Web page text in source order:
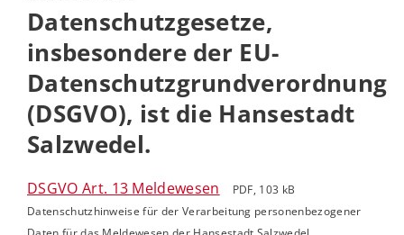
Datenschutzgesetze,
insbesondere der EU-
Datenschutzgrundverordnung
(DSGVO), ist die Hansestadt
Salzwedel.
DSGVO Art. 13 Meldewesen
PDF, 103 kB
Datenschutzhinweise für der Verarbeitung personenbezogener